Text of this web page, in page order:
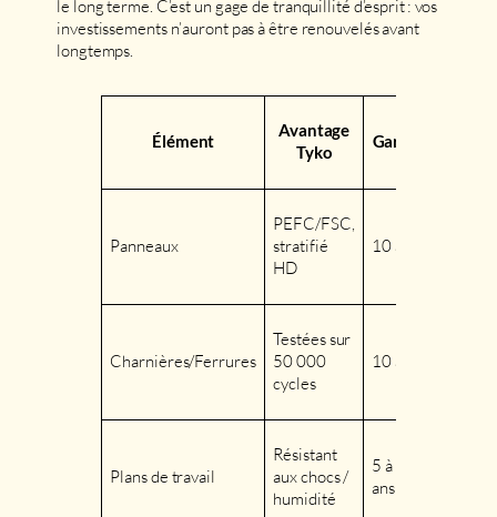
le long terme. C’est un gage de tranquillité d’esprit : vos
investissements n’auront pas à être renouvelés avant
longtemps.
Élément
Avantage
Tyko
Garantie
Panneaux
PEFC/FSC,
stratifié
HD
10 ans
Charnières/Ferrures
Testées sur
50 000
cycles
10 ans
Plans de travail
Résistant
aux chocs /
humidité
5 à 10
ans